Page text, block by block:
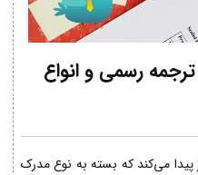
رسمی و انواع
پیدا می‌کند که بسته به نوع مدرک